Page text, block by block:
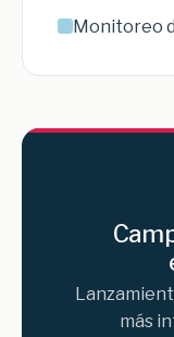
Monitoreo
más